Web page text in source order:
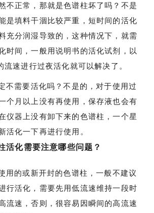
不正常，那就是色谱柱坏了吗？不是
是填料干涸比较严重，短时间的活化
充分润湿导致的，这种情况下，就需
时间，一般用说明书的活化试剂，以
速进行过夜活化就可以解决了。
不需要活化吗？不是的，对于使用过
个月以上没有再使用，保存液也会有
仪器上没有卸下来的色谱柱，一个星
活化一下再进行使用。
活化需要注意哪些问题？
用的或新开封的色谱柱，一般不建议
行活化，需要先用低流速维持一段时
流速，否则，很容易因瞬间的高流速